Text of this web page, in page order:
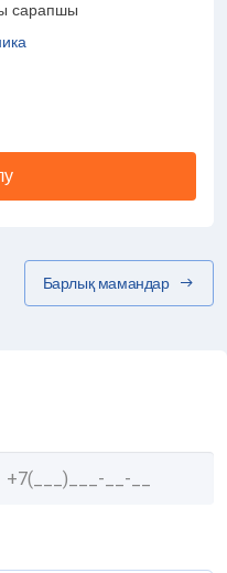
сарапшы
Барлық мамандар